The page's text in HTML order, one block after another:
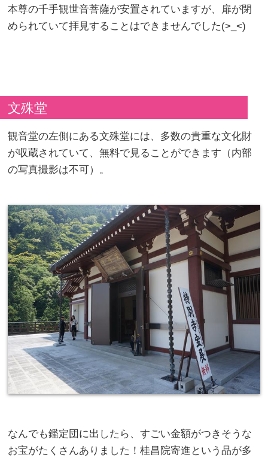
本尊の千手観世音菩薩が安置されていますが、扉が閉
められていて拝見することはできませんでした(>_<)
文殊堂
観音堂の左側にある文殊堂には、多数の貴重な文化財
が収蔵されていて、無料で見ることができます（内部
の写真撮影は不可）。
なんでも鑑定団に出したら、すごい金額がつきそうな
お宝がたくさんありました！桂昌院寄進という品が多